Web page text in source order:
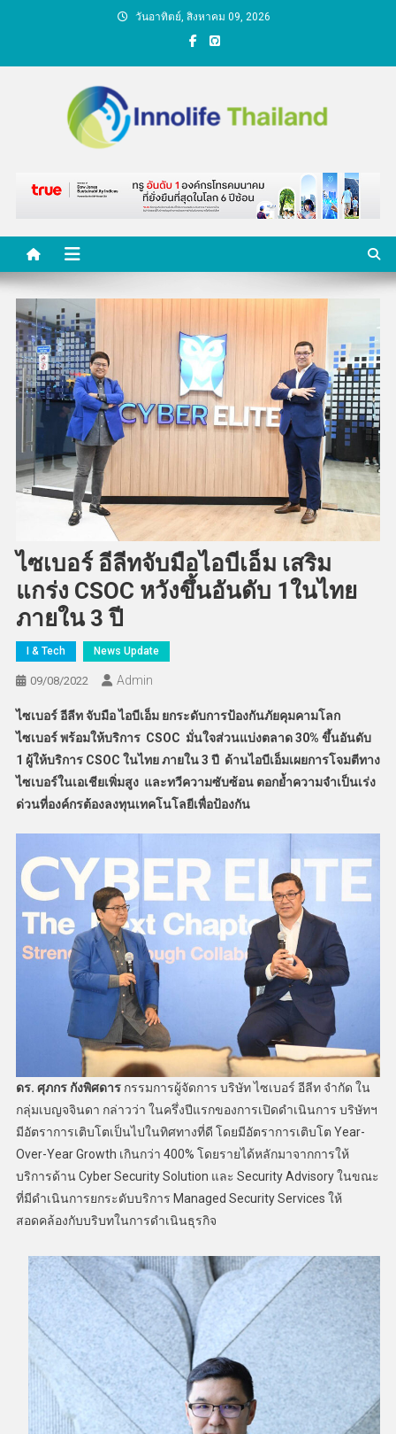
วันอาทิตย์, สิงหาคม 09, 2026
คนกับความคิด ชีวิตกับ
นวัตกรรม
ไซเบอร์ อีลีทจับมือไอบีเอ็ม เสริม
แกร่ง CSOC หวังขึ้นอันดับ 1ในไทย
ภายใน 3 ปี
I & Tech News Update
09/08/2022 Admin
ไซเบอร์ อีลีท จับมือ ไอบีเอ็ม ยกระดับการป้องกันภัยคุมคามโลก
ไซเบอร์ พร้อมให้บริการ CSOC มั่นใจส่วนแบ่งตลาด 30% ขึ้นอันดับ
1 ผู้ให้บริการ CSOC ในไทย ภายใน 3 ปี ด้านไอบีเอ็มเผยการโจมตีทาง
ไซเบอร์ในเอเชียเพิ่มสูง และทวีความซับซ้อน ตอกย้ำความจำเป็นเร่ง
ด่วนที่องค์กรต้องลงทุนเทคโนโลยีเพื่อป้องกัน
ดร. ศุภกร กังพิศดารกรรมการผู้จัดการ บริษัท ไซเบอร์ อีลีท จำกัด ใน
กลุ่มเบญจจินดา กล่าวว่า ในครึ่งปีแรกของการเปิดดำเนินการ บริษัทฯ
มีอัตราการเติบโตเป็นไปในทิศทางที่ดี โดยมีอัตราการเติบโต Year-
Over-Year Growth เกินกว่า 400% โดยรายได้หลักมาจากการให้
บริการด้าน Cyber Security Solution และ Security Advisory ในขณะ
ที่มีดำเนินการยกระดับบริการ Managed Security Services ให้
สอดคล้องกับบริบทในการดำเนินธุรกิจ